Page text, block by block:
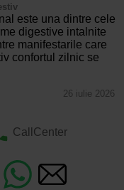
este una dintre cele
digestive intalnite
manifestarile care
confortul zilnic se
26 iulie 2026
CallCenter